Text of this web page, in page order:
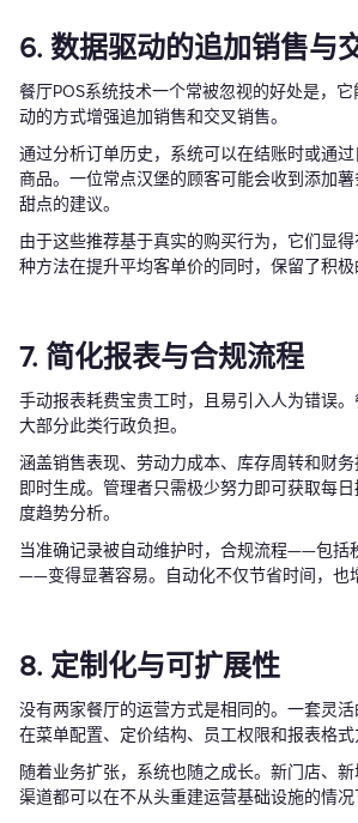
6. 数据驱动的追加销售与
餐厅POS系统技术一个常被忽视的好处是，
动的方式增强追加销售和交叉销售。
通过分析订单历史，系统可以在结账时或通
商品。一位常点汉堡的顾客可能会收到添加
甜点的建议。
由于这些推荐基于真实的购买行为，它们显
种方法在提升平均客单价的同时，保留了积极
7. 简化报表与合规流程
手动报表耗费宝贵工时，且易引入人为错误
大部分此类行政负担。
涵盖销售表现、劳动力成本、库存周转和财
即时生成。管理者只需极少努力即可获取每
度趋势分析。
当准确记录被自动维护时，合规流程——包括
——变得显著容易。自动化不仅节省时间，也
8. 定制化与可扩展性
没有两家餐厅的运营方式是相同的。一套灵
在菜单配置、定价结构、员工权限和报表格式
随着业务扩张，系统也随之成长。新门店、
渠道都可以在不从头重建运营基础设施的情况